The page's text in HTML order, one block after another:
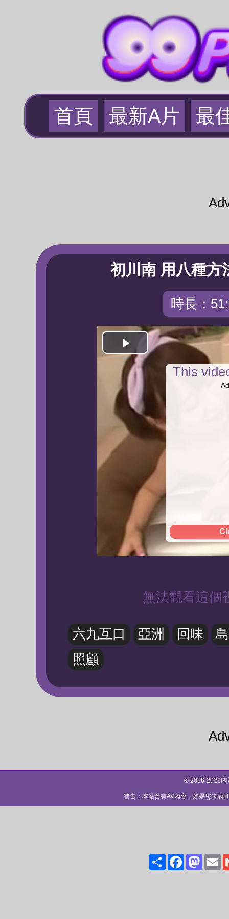
首頁 最新A片 最
初川南 用八種方
時長：
This
Play
Video
無法觀看這個
六九互口 亞洲 回味
照顧
© 2016-2026
警告：本站含有AV內容，如果您未滿
Share